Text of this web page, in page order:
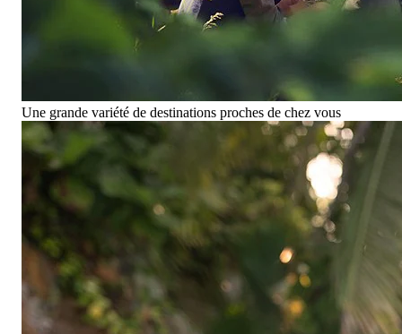
Une grande variété de destinations proches de chez vous